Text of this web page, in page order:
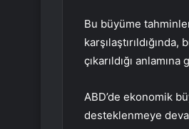
Bu büyüme
çıkarıldığı
ABD’de ekonomik
desteklenmeye